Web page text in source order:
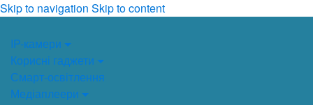
Skip to navigation Skip to content
IP-камери
Корисні гаджети
Смарт-освітлення
Медіаплеери